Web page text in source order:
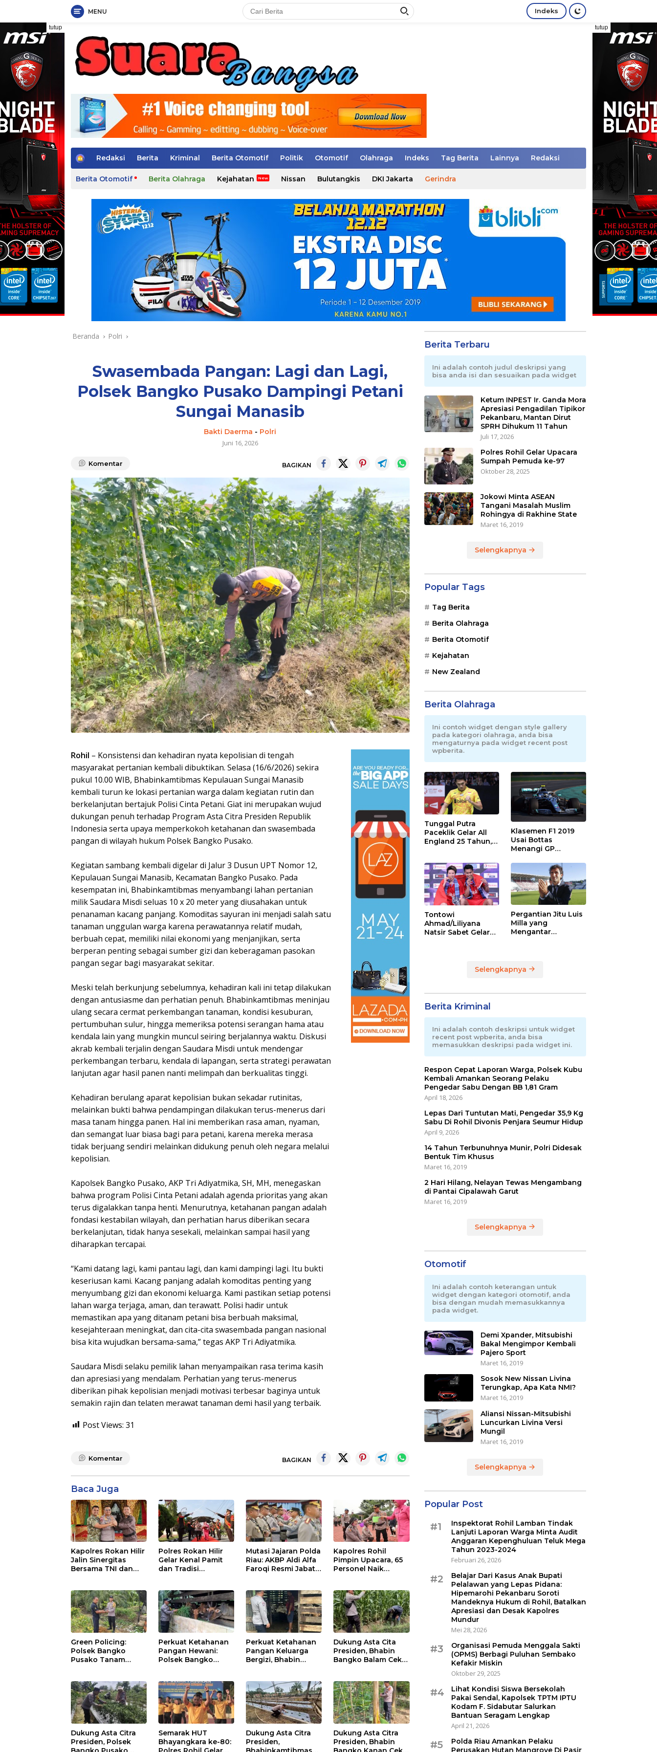
ke
MENU Indeks
tutup tutup
H
m
e
Redaksi Berita Kriminal Berita Otomotif Politik Otomotif Olahraga Indeks Tag Berita Lainnya Redaksi
Berita Otomotif Berita Olahraga Kejahatan Nissan Bulutangkis DKI Jakarta Gerindra
Beranda Polri
Swasembada Pangan: Lagi dan Lagi,
Polsek Bangko Pusako Dampingi Petani
Sungai Manasib
Bakti Daerma - Polri
Juni 16, 2026
Komentar BAGIKAN
Rohil – Konsistensi dan kehadiran nyata kepolisian di tengah
masyarakat pertanian kembali dibuktikan. Selasa (16/6/2026) sekira
pukul 10.00 WIB, Bhabinkamtibmas Kepulauan Sungai Manasib
kembali turun ke lokasi pertanian warga dalam kegiatan rutin dan
berkelanjutan bertajuk Polisi Cinta Petani. Giat ini merupakan wujud
dukungan penuh terhadap Program Asta Citra Presiden Republik
Indonesia serta upaya memperkokoh ketahanan dan swasembada
pangan di wilayah hukum Polsek Bangko Pusako.
Kegiatan sambang kembali digelar di Jalur 3 Dusun UPT Nomor 12,
Kepulauan Sungai Manasib, Kecamatan Bangko Pusako. Pada
kesempatan ini, Bhabinkamtibmas menyambangi lahan pertanian
milik Saudara Misdi seluas 10 x 20 meter yang diusahakan untuk
penanaman kacang panjang. Komoditas sayuran ini menjadi salah satu
tanaman unggulan warga karena perawatannya relatif mudah,
berbuah cepat, memiliki nilai ekonomi yang menjanjikan, serta
berperan penting sebagai sumber gizi dan keberagaman pasokan
pangan segar bagi masyarakat sekitar.
Meski telah berkunjung sebelumnya, kehadiran kali ini tetap dilakukan
dengan antusiasme dan perhatian penuh. Bhabinkamtibmas meninjau
ulang secara cermat perkembangan tanaman, kondisi kesuburan,
pertumbuhan sulur, hingga memeriksa potensi serangan hama atau
kendala lain yang mungkin muncul seiring berjalannya waktu. Diskusi
akrab kembali terjalin dengan Saudara Misdi untuk mendengar
perkembangan terbaru, kendala di lapangan, serta strategi perawatan
lanjutan agar hasil panen nanti melimpah dan berkualitas tinggi.
Kehadiran berulang aparat kepolisian bukan sekadar rutinitas,
melainkan bukti bahwa pendampingan dilakukan terus-menerus dari
masa tanam hingga panen. Hal ini memberikan rasa aman, nyaman,
dan semangat luar biasa bagi para petani, karena mereka merasa
tidak berjuang sendiri melainkan didukung penuh oleh negara melalui
kepolisian.
Kapolsek Bangko Pusako, AKP Tri Adiyatmika, SH, MH, menegaskan
bahwa program Polisi Cinta Petani adalah agenda prioritas yang akan
terus digalakkan tanpa henti. Menurutnya, ketahanan pangan adalah
fondasi kestabilan wilayah, dan perhatian harus diberikan secara
berkelanjutan, tidak hanya sesekali, melainkan sampai hasil yang
diharapkan tercapai.
“Kami datang lagi, kami pantau lagi, dan kami dampingi lagi. Itu bukti
keseriusan kami. Kacang panjang adalah komoditas penting yang
menyumbang gizi dan ekonomi keluarga. Kami pastikan setiap potensi
lahan warga terjaga, aman, dan terawatt. Polisi hadir untuk
memastikan apa yang ditanam petani bisa berbuah maksimal,
kesejahteraan meningkat, dan cita-cita swasembada pangan nasional
bisa kita wujudkan bersama-sama,” tegas AKP Tri Adiyatmika.
Saudara Misdi selaku pemilik lahan menyampaikan rasa terima kasih
dan apresiasi yang mendalam. Perhatian yang terus-menerus
diberikan pihak kepolisian menjadi motivasi terbesar baginya untuk
semakin rajin dan telaten merawat tanaman demi hasil yang terbaik.
Post Views: 31
Komentar BAGIKAN
Baca Juga
Kapolres Rokan Hilir
Jalin Sinergitas
Bersama TNI dan
Polres Rokan Hilir
Gelar Kenal Pamit
dan Tradisi
AKBP Aldi Alfa
Faroqi Resmi
Menjabat
Mutasi Jajaran Polda
Riau: AKBP Aldi Alfa
Faroqi Resmi Jabat
Imam Syahroni
Kapolres Rohil
Pimpin Upacara, 65
Personel Naik
Profesionalisme &
Pelayanan
Green Policing:
Polsek Bangko
Pusako Tanam
Program Unggulan
Kapolda Riau
Perkuat Ketahanan
Pangan Hewani:
Polsek Bangko
Bangko Makmur
Perkuat Ketahanan
Pangan Keluarga
Bergizi, Bhabin
Warga
Dukung Asta Cita
Presiden, Bhabin
Bangko Balam Cek
Dukung Asta Citra
Presiden, Polsek
Semarak HUT
Bhayangkara ke-80:
Dukung Asta Citra
Presiden,
Dukung Asta Citra
Presiden, Bhabin
Berita Terbaru
Ini adalah contoh judul deskripsi yang
bisa anda isi dan sesuaikan pada widget
Ketum INPEST Ir. Ganda Mora
Apresiasi Pengadilan Tipikor
Pekanbaru, Mantan Dirut
SPRH Dihukum 11 Tahun
Juli 17, 2026
Polres Rohil Gelar Upacara
Sumpah Pemuda ke-97
Oktober 28, 2025
Jokowi Minta ASEAN
Tangani Masalah Muslim
Rohingya di Rakhine State
Maret 16, 2019
Selengkapnya
Popular Tags
Tag Berita
Berita Olahraga
Berita Otomotif
Kejahatan
New Zealand
Berita Olahraga
Ini contoh widget dengan style gallery
pada kategori olahraga, anda bisa
mengaturnya pada widget recent post
wpberita.
Tunggal Putra
Paceklik Gelar All
England 25 Tahun,
Klasemen F1 2019
Usai Bottas
Menangi GP
Tontowi
Ahmad/Liliyana
Natsir Sabet Gelar
Pergantian Jitu Luis
Milla yang
Mengantar
Selengkapnya
Berita Kriminal
Ini adalah contoh deskripsi untuk widget
recent post wpberita, anda bisa
memasukkan deskripsi pada widget ini.
Respon Cepat Laporan Warga, Polsek Kubu
Kembali Amankan Seorang Pelaku
Pengedar Sabu Dengan BB 1,81 Gram
April 18, 2026
Lepas Dari Tuntutan Mati, Pengedar 35,9 Kg
Sabu Di Rohil Divonis Penjara Seumur Hidup
April 9, 2026
14 Tahun Terbunuhnya Munir, Polri Didesak
Bentuk Tim Khusus
Maret 16, 2019
2 Hari Hilang, Nelayan Tewas Mengambang
di Pantai Cipalawah Garut
Maret 16, 2019
Selengkapnya
Otomotif
Ini adalah contoh keterangan untuk
widget dengan kategori otomotif, anda
bisa dengan mudah memasukkannya
pada widget.
Demi Xpander, Mitsubishi
Bakal Mengimpor Kembali
Pajero Sport
Maret 16, 2019
Sosok New Nissan Livina
Terungkap, Apa Kata NMI?
Maret 16, 2019
Aliansi Nissan-Mitsubishi
Luncurkan Livina Versi
Mungil
Maret 16, 2019
Selengkapnya
Popular Post
#1
Inspektorat Rohil Lamban Tindak
Lanjuti Laporan Warga Minta Audit
Anggaran Kepenghuluan Teluk Mega
Tahun 2023-2024
Februari 26, 2026
#2
Belajar Dari Kasus Anak Bupati
Pelalawan yang Lepas Pidana:
Hipemarohi Pekanbaru Soroti
Mandeknya Hukum di Rohil, Batalkan
Apresiasi dan Desak Kapolres
Mundur
Mei 28, 2026
#3
Organisasi Pemuda Menggala Sakti
(OPMS) Berbagi Puluhan Sembako
Kefakir Miskin
Oktober 29, 2025
#4
Lihat Kondisi Siswa Bersekolah
Pakai Sendal, Kapolsek TPTM IPTU
Kodam F. Sidabutar Salurkan
Bantuan Seragam Lengkap
April 21, 2026
#5
Polda Riau Amankan Pelaku
Perusakan Hutan Mangrove Di Pasir